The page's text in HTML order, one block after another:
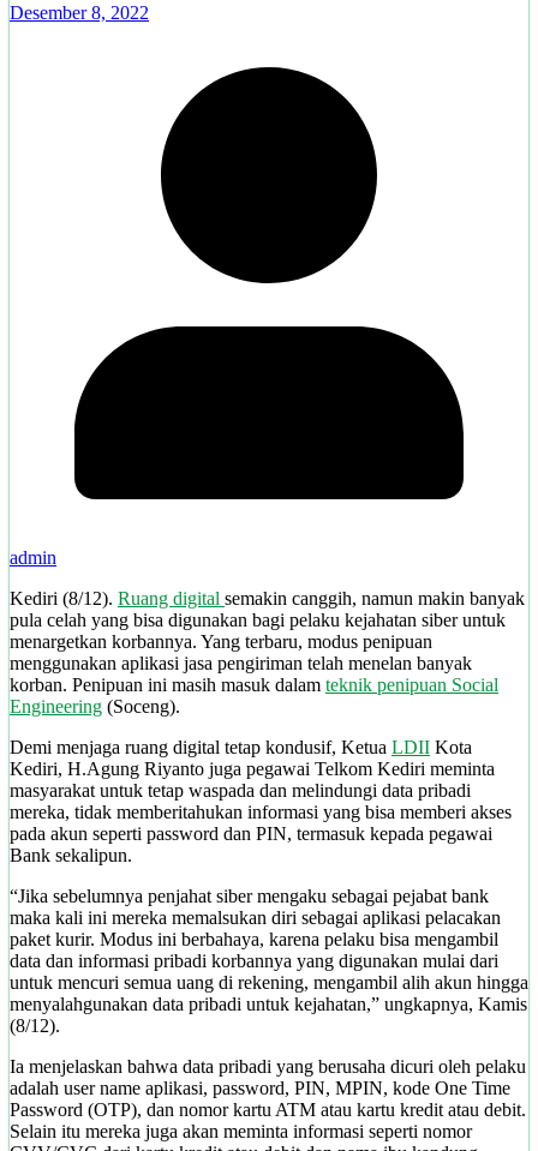
Desember 8, 2022
admin
Kediri (8/12). Ruang digital semakin canggih, namun makin banyak
pula celah yang bisa digunakan bagi pelaku kejahatan siber untuk
menargetkan korbannya. Yang terbaru, modus penipuan
menggunakan aplikasi jasa pengiriman telah menelan banyak
korban. Penipuan ini masih masuk dalam teknik penipuan Social
Engineering (Soceng).
Demi menjaga ruang digital tetap kondusif, Ketua LDII Kota
Kediri, H.Agung Riyanto juga pegawai Telkom Kediri meminta
masyarakat untuk tetap waspada dan melindungi data pribadi
mereka, tidak memberitahukan informasi yang bisa memberi akses
pada akun seperti password dan PIN, termasuk kepada pegawai
Bank sekalipun.
“Jika sebelumnya penjahat siber mengaku sebagai pejabat bank
maka kali ini mereka memalsukan diri sebagai aplikasi pelacakan
paket kurir. Modus ini berbahaya, karena pelaku bisa mengambil
data dan informasi pribadi korbannya yang digunakan mulai dari
untuk mencuri semua uang di rekening, mengambil alih akun hingga
menyalahgunakan data pribadi untuk kejahatan,” ungkapnya, Kamis
(8/12).
Ia menjelaskan bahwa data pribadi yang berusaha dicuri oleh pelaku
adalah user name aplikasi, password, PIN, MPIN, kode One Time
Password (OTP), dan nomor kartu ATM atau kartu kredit atau debit.
Selain itu mereka juga akan meminta informasi seperti nomor